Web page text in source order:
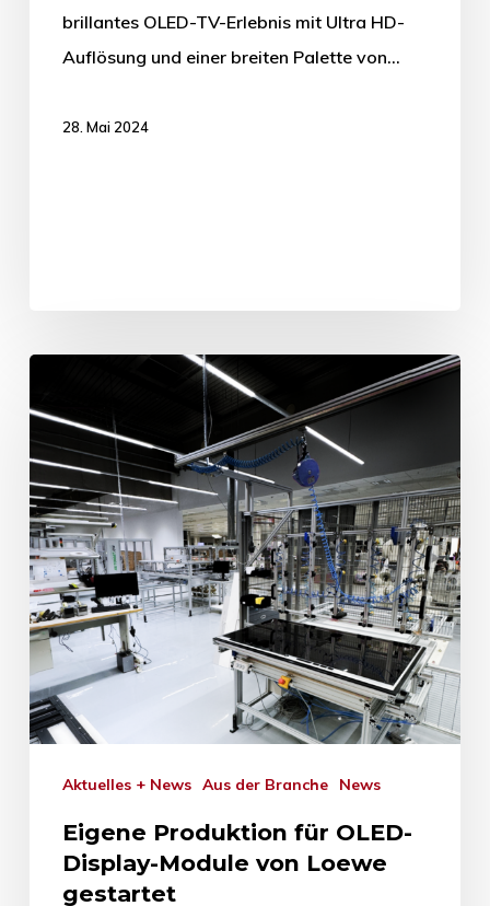
brillantes OLED-TV-Erlebnis mit Ultra HD-
Auflösung und einer breiten Palette von…
28. Mai 2024
Aktuelles + News Aus der Branche News
Eigene Produktion für OLED-
Display-Module von Loewe
gestartet